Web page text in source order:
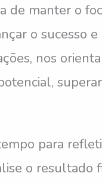
de manter o
o sucesso
nos
para
o